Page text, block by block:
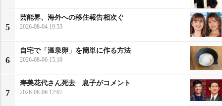
5
芸能界、海外への移住報告相次ぐ
2026-08-04 19:53
6
自宅で「温泉卵」を簡単に作る方法
2026-08-06 15:10
7
寿美花代さん死去 息子がコメント
2026-08-06 12:07